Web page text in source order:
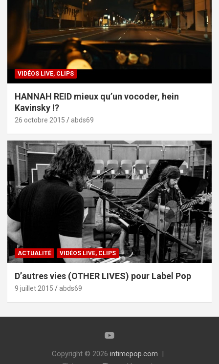
VIDÉOS LIVE, CLIPS
HANNAH REID mieux qu’un vocoder, hein
Kavinsky !?
26 octobre 2015 abds69
ACTUALITÉ VIDÉOS LIVE, CLIPS
D’autres vies (OTHER LIVES) pour Label Pop
9 juillet 2015 abds69
Copyright © 2026 intimepop.com